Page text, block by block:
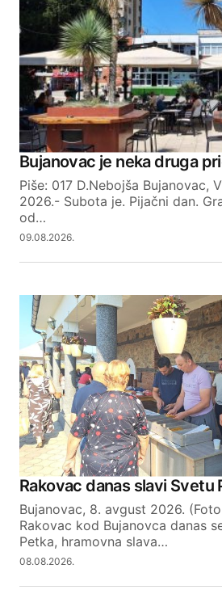
trpe smrad ,ako nisi napravio
mlekaru obustavi rad dok se
ovako ,bravo ljudi ako ništa
drugo rešenje samo budite
problem za brzinu i trajno
REPLY
Your email address will not be
Required fields are marked
Your Name
Your E-mail
SUBMIT COMMENT
Bujanovac je neka druga
Piše: 017 D.Nebojša Bujanovac,
2026.- Subota je. Pijačni dan.
od…
09.08.2026.
Rakovac danas slavi Svetu
Bujanovac, 8. avgust 2026.
Rakovac kod Bujanovca danas
Petka, hramovna slava…
08.08.2026.